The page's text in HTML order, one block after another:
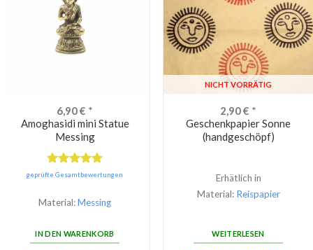
6,90€ *
Amoghasidi mini Statue
Messing
Bewertet
von 5
geprüfte Gesamtbewertungen
Material:Messing
IN DEN WARENKORB
NICHT VORRÄTIG
2,90€ *
Geschenkpapier Sonne
(handgeschöpf)
Erhätlich in
Material: Reispapier
WEITERLESEN